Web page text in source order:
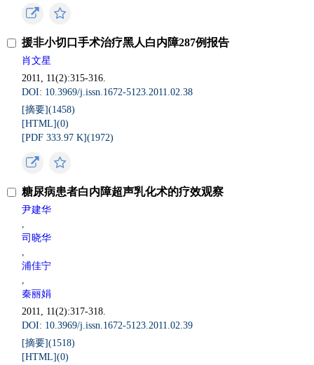
援非小切口手术治疗黑人白内障287例报告
肖文星
2011, 11(2):315-316.
DOI: 10.3969/j.issn.1672-5123.2011.02.38
[摘要](1458)
[HTML](0)
[PDF 333.97 K](1972)
糖尿病患者白内障超声乳化术的疗效观察
尹建华
,
司晓华
,
浦佳宁
,
秦丽娟
2011, 11(2):317-318.
DOI: 10.3969/j.issn.1672-5123.2011.02.39
[摘要](1518)
[HTML](0)